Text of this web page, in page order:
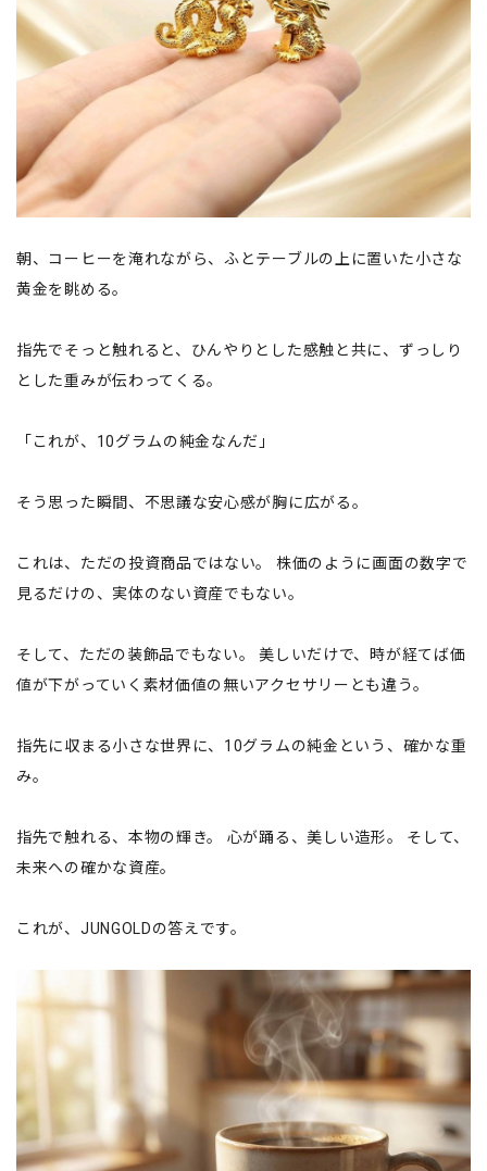
朝、コーヒーを淹れながら、ふとテーブルの上に置いた小さな
黄金を眺める。
指先でそっと触れると、ひんやりとした感触と共に、ずっしり
とした重みが伝わってくる。
「これが、10グラムの純金なんだ」
そう思った瞬間、不思議な安心感が胸に広がる。
これは、ただの投資商品ではない。 株価のように画面の数字で
見るだけの、実体のない資産でもない。
そして、ただの装飾品でもない。 美しいだけで、時が経てば価
値が下がっていく素材価値の無いアクセサリーとも違う。
指先に収まる小さな世界に、10グラムの純金という、確かな重
み。
指先で触れる、本物の輝き。 心が踊る、美しい造形。 そして、
未来への確かな資産。
これが、JUNGOLDの答えです。